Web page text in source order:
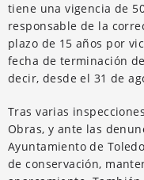
tiene una vigencia de
responsable de la
plazo de 15 años por
fecha de terminación
decir, desde el 31 de
Tras varias
Obras, y ante las
Ayuntamiento de
de conservación,